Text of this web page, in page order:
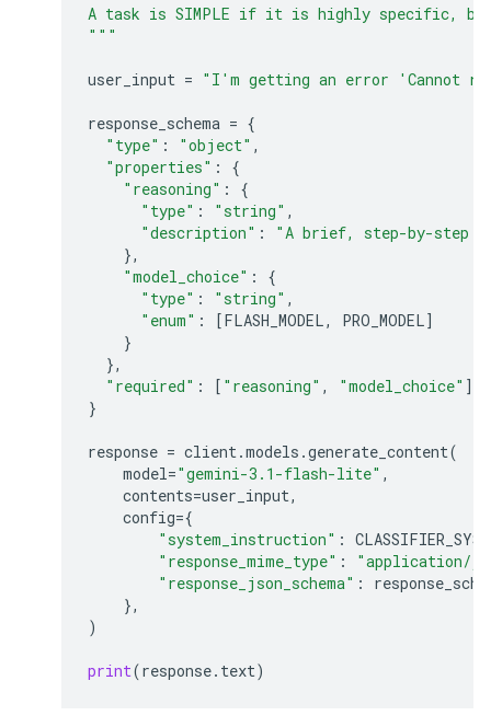
A task is SIMPLE if it is highly specific,
"""
user_input = "I'm getting an error 'Cannot
response_schema = {
"type" : "object" ,
"properties" :
{
"reasoning" :
{
"type" : "string" ,
"description" :
"A brief, step-by-step
},
"model_choice" :
{
"type" : "string" ,
"enum" : [FLASH_MODEL, PRO_MODEL]
}
},
"required" : [ "reasoning" , "model_choice" ]
}
response = client.models .generate_content(
model="gemini-3.1-flash-lite" ,
contents=user_input,
config={
"system_instruction" :
"response_mime_type" :
"application/
"response_json_schema" :
},
)
print(response. text)